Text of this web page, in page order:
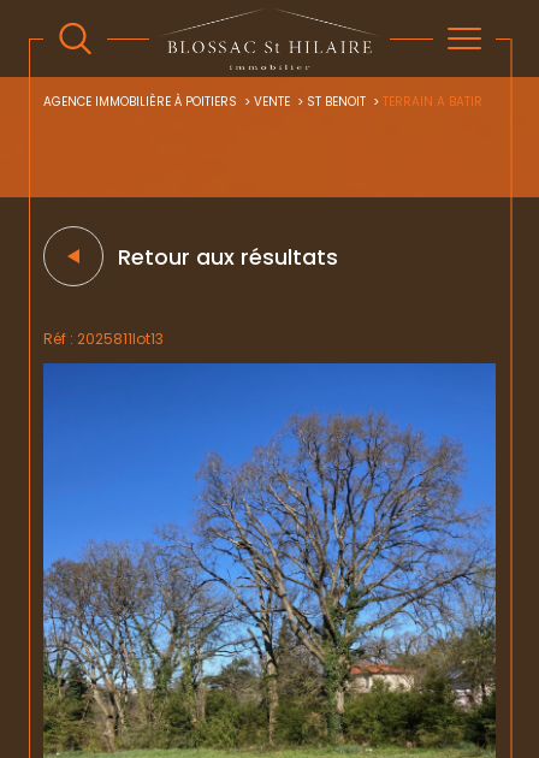
AGENCE IMMOBILIÈRE À POITIERS VENTE ST BENOIT TERRAIN A BATIR
Retour aux résultats
Réf : 2025811lot13